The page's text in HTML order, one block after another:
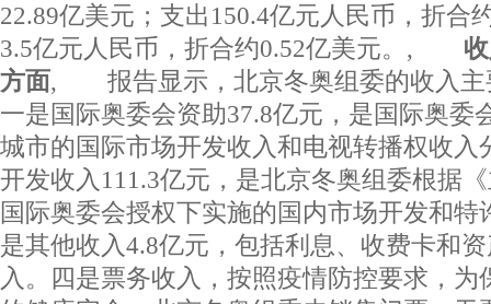
22.89亿美元；支出150.4亿元人民币，折合
3.5亿元人民币，折合约0.52亿美元。, 收
方面, 报告显示，北京冬奥组委的收入主
一是国际奥委会资助37.8亿元，是国际奥委
城市的国际市场开发收入和电视转播权
开发收入111.3亿元，是北京冬奥组委根据
国际奥委会授权下实施的国内市场开发
是其他收入4.8亿元，包括利息、收费卡和
入。四是票务收入，按照疫情防控要求，为